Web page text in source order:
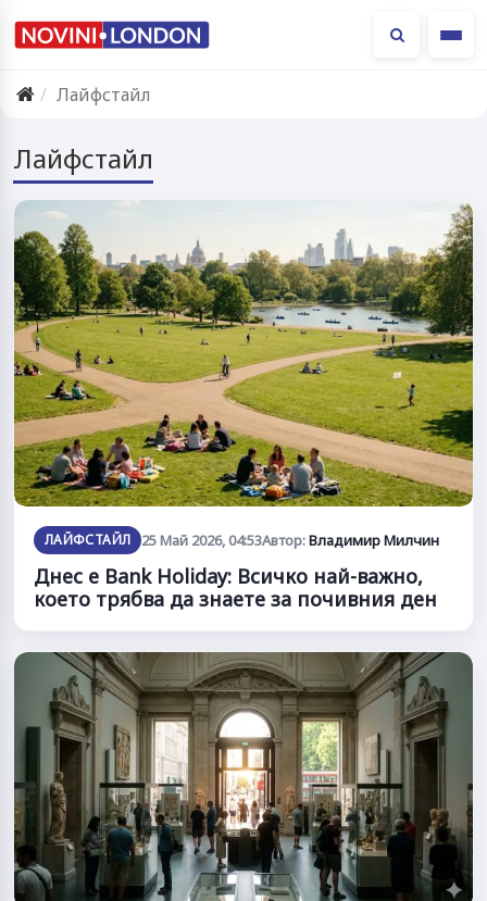
Лайфстайл
Лайфстайл
ЛАЙФСТАЙЛ 25 Май 2026, 04:53Автор:Владимир Милчин
Днес е Bank Holiday: Всичко най-важно,
което трябва да знаете за почивния ден